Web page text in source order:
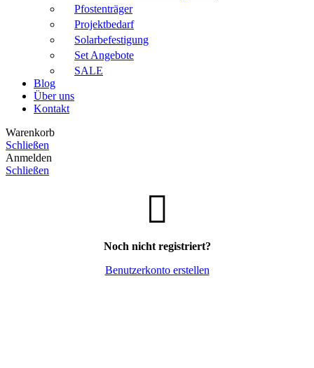
Pfostenträger
Projektbedarf
Solarbefestigung
Set Angebote
SALE
Blog
Über uns
Kontakt
Warenkorb
Schließen
Anmelden
Schließen
Noch nicht registriert?
Benutzerkonto erstellen